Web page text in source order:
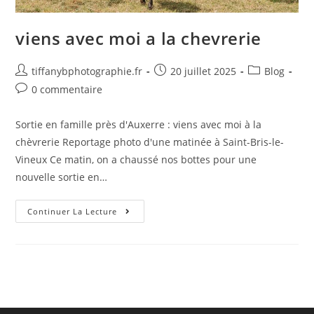
viens avec moi a la chevrerie
tiffanybphotographie.fr 20 juillet 2025
Blog
0 commentaire
Sortie en famille près d'Auxerre : viens avec moi à la
chèvrerie Reportage photo d'une matinée à Saint-Bris-le-
Vineux Ce matin, on a chaussé nos bottes pour une
nouvelle sortie en…
Continuer La Lecture